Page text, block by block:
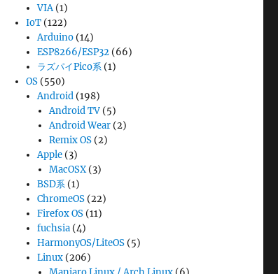
VIA(1)
IoT (122)
Arduino (14)
ESP8266/ESP32 (66)
ラズパイPico系 (1)
OS (550)
Android (198)
Android TV(5)
Android Wear(2)
Remix OS(2)
Apple (3)
MacOSX(3)
BSD系 (1)
ChromeOS (22)
Firefox OS (11)
fuchsia (4)
HarmonyOS/LiteOS (5)
Linux (206)